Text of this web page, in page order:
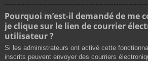
Pourquoi m’est-il demandé de me
je clique sur le lien de courrier
utilisateur ?
Si les administrateurs ont activé cette
inscrits peuvent envoyer des courriers